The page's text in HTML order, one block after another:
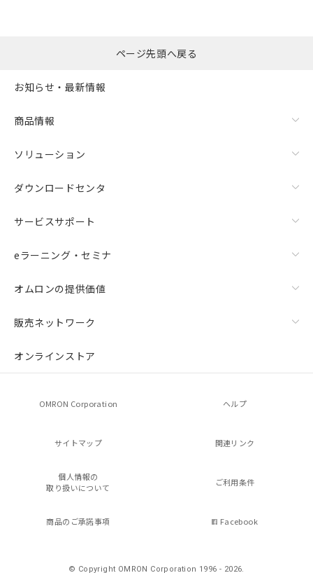
ページ先頭へ戻る
お知らせ・最新情報
商品情報
ソリューション
ダウンロードセンタ
サービスサポート
eラーニング・セミナ
オムロンの提供価値
販売ネットワーク
オンラインストア
OMRON Corporation ヘルプ
サイトマップ 関連リンク
個人情報の
取り扱いについて
ご利用条件
商品のご承諾事項 Facebook
© Copyright OMRON Corporation 1996 - 2026.